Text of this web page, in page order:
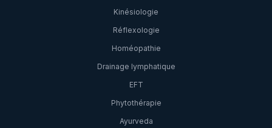
Kinésiologie
Réflexologie
Homéopathie
Drainage lymphatique
EFT
Phytothérapie
Ayurveda